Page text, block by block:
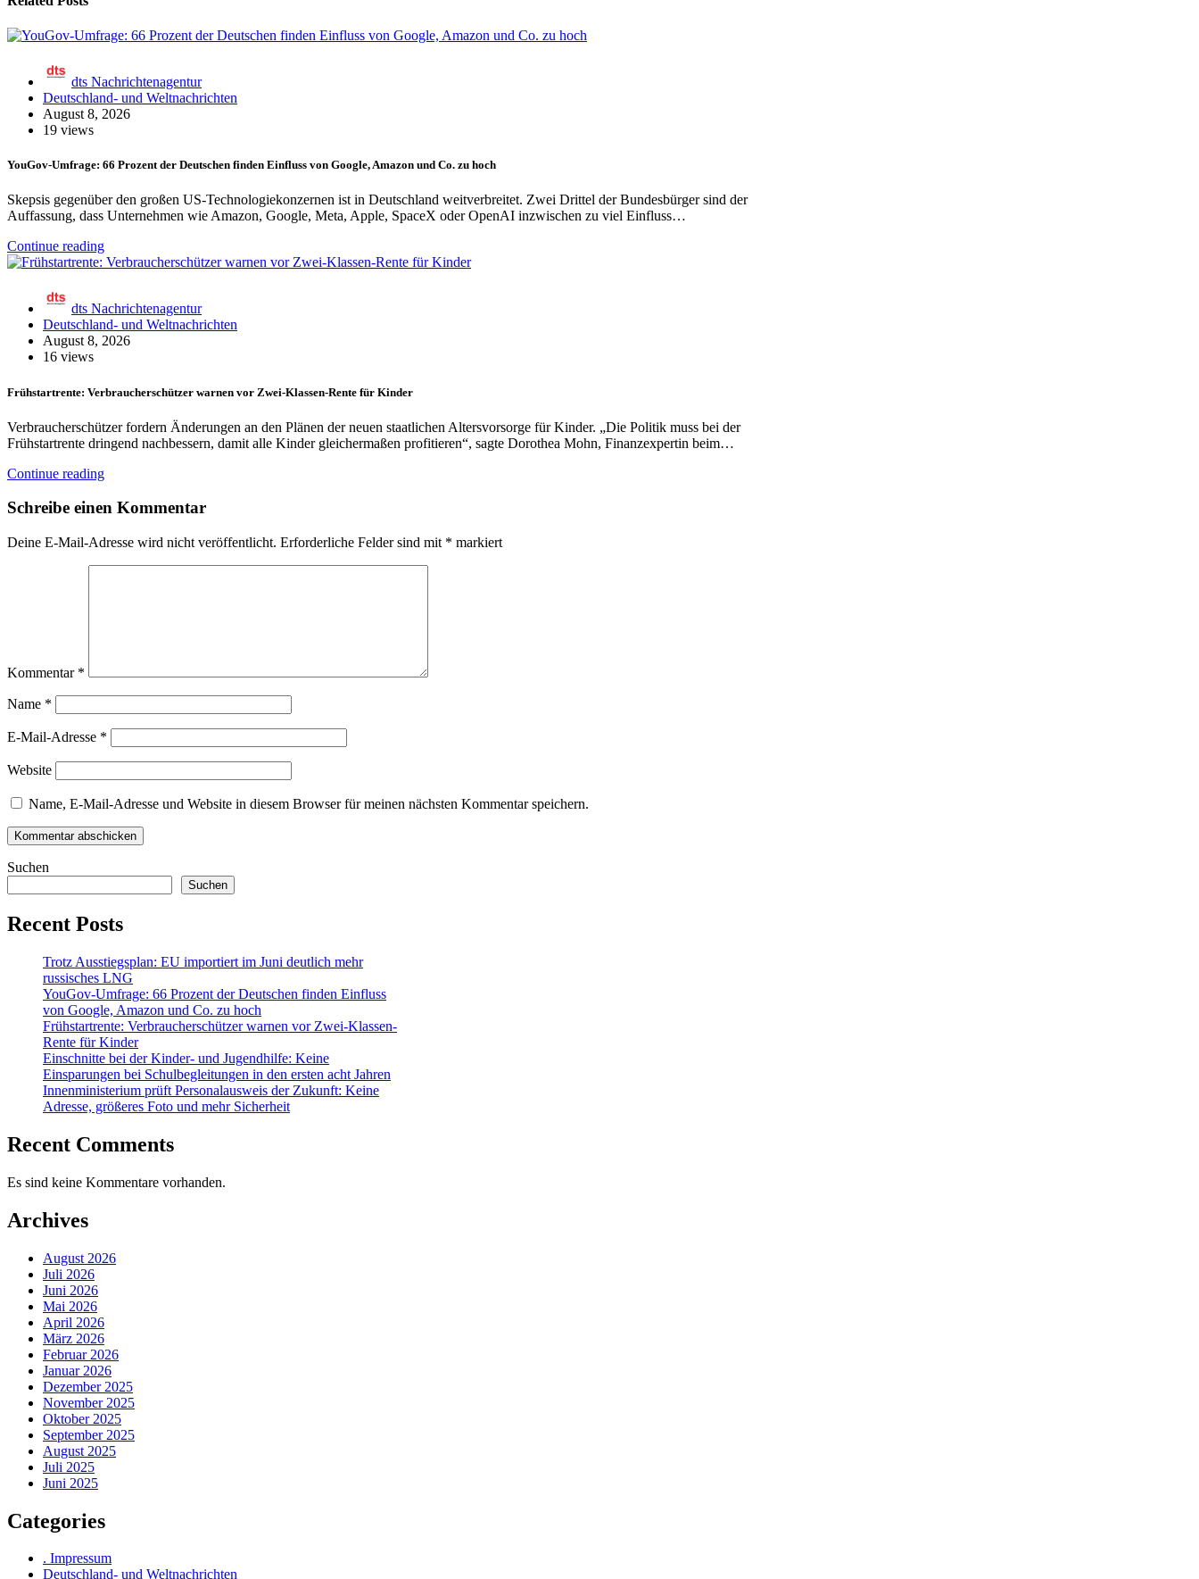
dts Nachrichtenagentur
Deutschland- und Weltnachrichten
August 8, 2026
19 views
YouGov-Umfrage: 66 Prozent der Deutschen finden Einfluss von Google, Amazon und Co. zu hoch
Skepsis gegenüber den großen US-Technologiekonzernen ist in Deutschland weitverbreitet. Zwei Drittel der Bundesbürger sind der
Auffassung, dass Unternehmen wie Amazon, Google, Meta, Apple, SpaceX oder OpenAI inzwischen zu viel Einfluss…
Continue reading
dts Nachrichtenagentur
Deutschland- und Weltnachrichten
August 8, 2026
16 views
Frühstartrente: Verbraucherschützer warnen vor Zwei-Klassen-Rente für Kinder
Verbraucherschützer fordern Änderungen an den Plänen der neuen staatlichen Altersvorsorge für Kinder. „Die Politik muss bei der
Frühstartrente dringend nachbessern, damit alle Kinder gleichermaßen profitieren“, sagte Dorothea Mohn, Finanzexpertin beim…
Continue reading
Schreibe einen Kommentar
Deine E-Mail-Adresse wird nicht veröffentlicht. Erforderliche Felder sind mit * markiert
Kommentar *
Name *
E-Mail-Adresse *
Website
Name, E-Mail-Adresse und Website in diesem Browser für meinen nächsten Kommentar speichern.
Suchen
Suchen
Recent Posts
Trotz Ausstiegsplan: EU importiert im Juni deutlich mehr
russisches LNG
YouGov-Umfrage: 66 Prozent der Deutschen finden Einfluss
von Google, Amazon und Co. zu hoch
Frühstartrente: Verbraucherschützer warnen vor Zwei-Klassen-
Rente für Kinder
Einschnitte bei der Kinder- und Jugendhilfe: Keine
Einsparungen bei Schulbegleitungen in den ersten acht Jahren
Innenministerium prüft Personalausweis der Zukunft: Keine
Adresse, größeres Foto und mehr Sicherheit
Recent Comments
Es sind keine Kommentare vorhanden.
Archives
August 2026
Juli 2026
Juni 2026
Mai 2026
April 2026
März 2026
Februar 2026
Januar 2026
Dezember 2025
November 2025
Oktober 2025
September 2025
August 2025
Juli 2025
Juni 2025
Categories
. Impressum
Deutschland- und Weltnachrichten